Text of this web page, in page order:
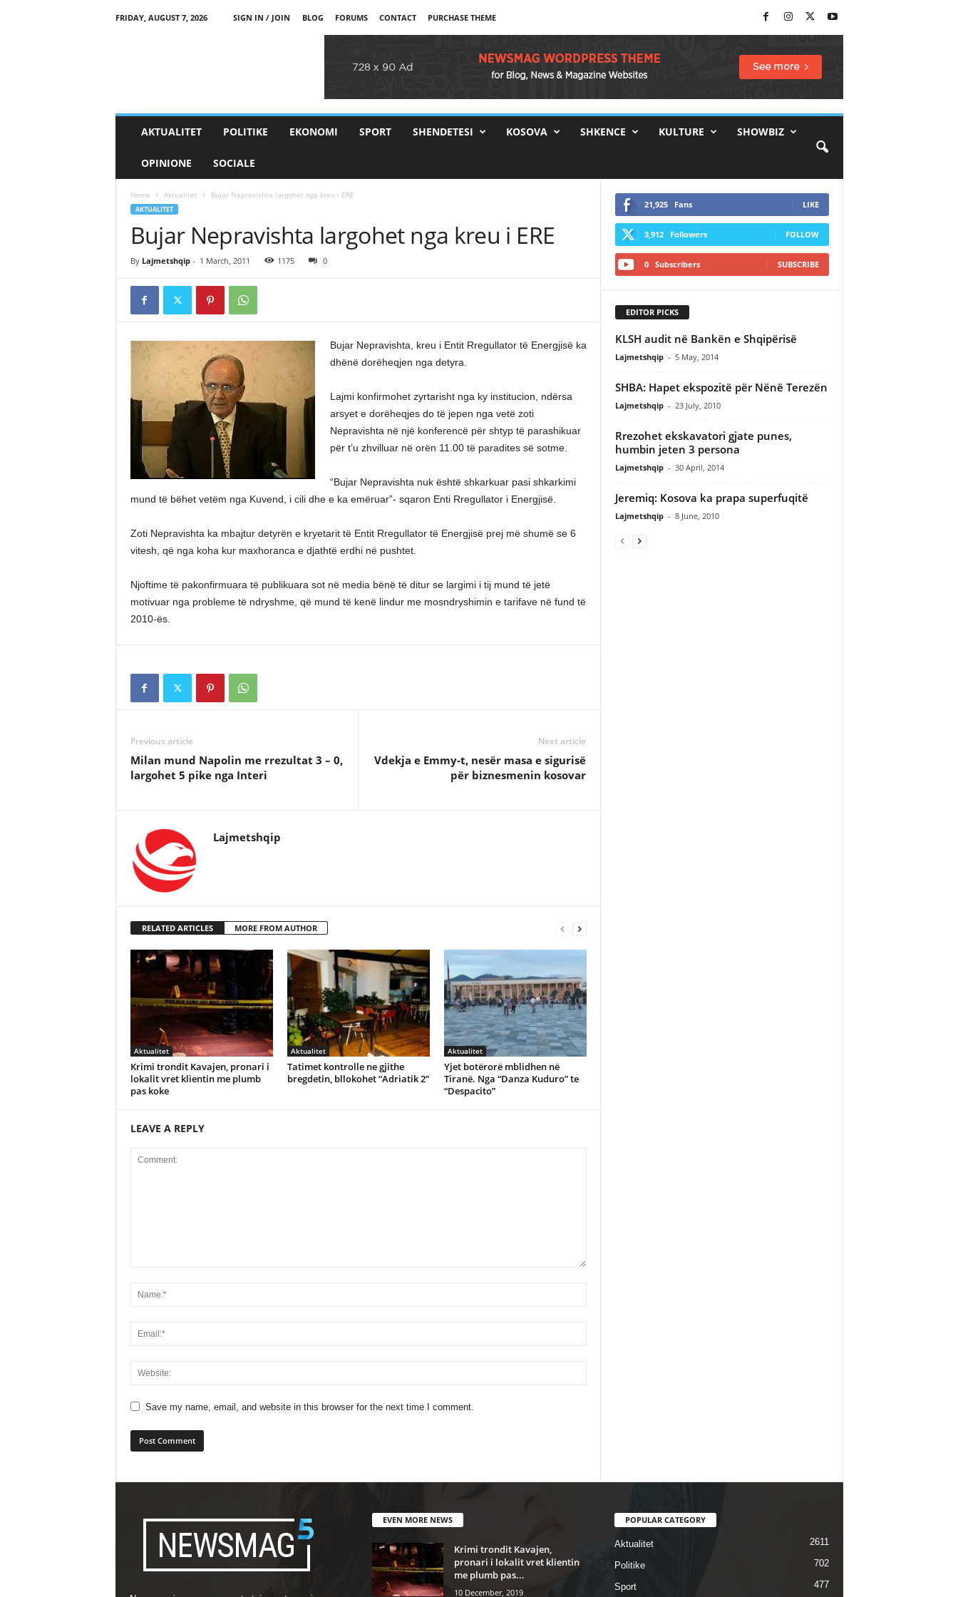
FRIDAY, AUGUST 7, 2026 SIGN IN / JOIN BLOG FORUMS CONTACT PURCHASE THEME
AKTUALITET POLITIKE EKONOMI SPORT SHENDETESI KOSOVA SHKENCE KULTURE SHOWBIZ
OPINIONE SOCIALE
Home Aktualitet Bujar Nepravishta largohet nga kreu i ERE
AKTUALITET
Bujar Nepravishta largohet nga kreu i ERE
By Lajmetshqip- 1 March, 2011 1175 0
Bujar Nepravishta, kreu i Entit Rregullator të Energjisë ka
dhënë dorëheqjen nga detyra.
Lajmi konfirmohet zyrtarisht nga ky institucion, ndërsa
arsyet e dorëheqjes do të jepen nga vetë zoti
Nepravishta në një konferencë për shtyp të parashikuar
për t’u zhvilluar në orën 11.00 të paradites së sotme.
“Bujar Nepravishta nuk është shkarkuar pasi shkarkimi
mund të bëhet vetëm nga Kuvend, i cili dhe e ka emëruar”- sqaron Enti Rregullator i Energjisë.
Zoti Nepravishta ka mbajtur detyrën e kryetarit të Entit Rregullator të Energjisë prej më shumë se 6
vitesh, që nga koha kur maxhoranca e djathtë erdhi në pushtet.
Njoftime të pakonfirmuara të publikuara sot në media bënë të ditur se largimi i tij mund të jetë
motivuar nga probleme të ndryshme, që mund të kenë lindur me mosndryshimin e tarifave në fund të
2010-ës.
Previous article
Milan mund Napolin me rrezultat 3 – 0,
largohet 5 pike nga Interi
Next article
Vdekja e Emmy-t, nesër masa e sigurisë
për biznesmenin kosovar
Lajmetshqip
RELATED ARTICLES MORE FROM AUTHOR
Aktualitet
Krimi trondit Kavajen, pronari i
lokalit vret klientin me plumb
pas koke
Aktualitet
Tatimet kontrolle ne gjithe
bregdetin, bllokohet “Adriatik 2”
Aktualitet
Yjet botërorë mblidhen në
Tiranë. Nga “Danza Kuduro” te
“Despacito”
LEAVE A REPLY
Save my name, email, and website in this browser for the next time I comment.
21,925 Fans LIKE
3,912 Followers FOLLOW
0 Subscribers SUBSCRIBE
EDITOR PICKS
KLSH audit në Bankën e Shqipërisë
Lajmetshqip - 5 May, 2014
SHBA: Hapet ekspozitë për Nënë Terezën
Lajmetshqip - 23 July, 2010
Rrezohet ekskavatori gjate punes,
humbin jeten 3 persona
Lajmetshqip - 30 April, 2014
Jeremiq: Kosova ka prapa superfuqitë
Lajmetshqip - 8 June, 2010
EVEN MORE NEWS
Krimi trondit Kavajen,
pronari i lokalit vret klientin
me plumb pas...
10 December, 2019
POPULAR CATEGORY
Aktualitet 2611
Politike 702
Sport 477